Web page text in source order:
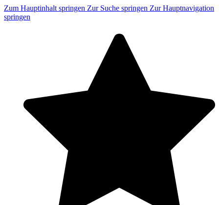
Zum Hauptinhalt springen Zur Suche springen Zur Hauptnavigation
springen